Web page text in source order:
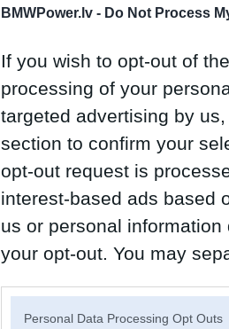
BMWPower.lv - Do Not Process
If you wish to opt-out of
processing of your
targeted advertising by
section to confirm your
opt-out request is
interest-based ads based
us or personal
your opt-out. You may
Personal Data Processing Opt Outs